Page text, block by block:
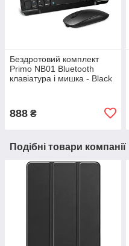
Бездротовий комплект
Primo NB01 Bluetooth
клавіатура і мишка - Black
888 ₴
Подібні товари компанії